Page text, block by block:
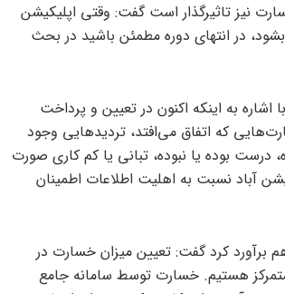
نیز تاثیرگذار است گفت: وقتی اپلیکیشن
در انتهای دوره مطمئن باشید در بحث
به اینکه اکنون در تعیین و پرداخت
که اتفاق می‌افتد، تردید‌هایی وجود
درست بوده یا نبوده، تبانی یا کم کاری صورت
آباد نسبت به اهلیت اطلاعات اطمینان
برآورد کرد گفت: تعیین میزان خسارت در
هستیم. خسارت توسط سامانه جامع